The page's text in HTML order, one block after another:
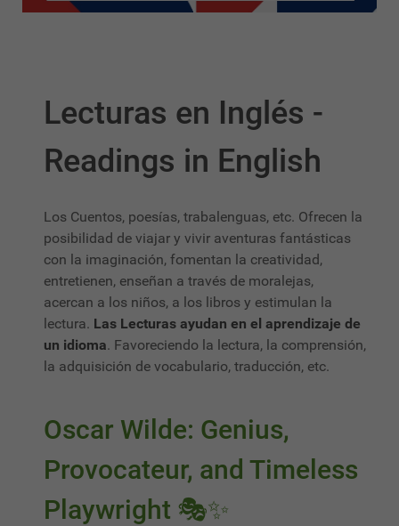
Lecturas en Inglés -
Readings in English
Los Cuentos, poesías, trabalenguas, etc. Ofrecen la
posibilidad de viajar y vivir aventuras fantásticas
con la imaginación, fomentan la creatividad,
entretienen, enseñan a través de moralejas,
acercan a los niños, a los libros y estimulan la
lectura. Las Lecturas ayudan en el aprendizaje de
un idioma. Favoreciendo la lectura, la comprensión,
la adquisición de vocabulario, traducción, etc.
Oscar Wilde: Genius,
Provocateur, and Timeless
Playwright 🎭✨